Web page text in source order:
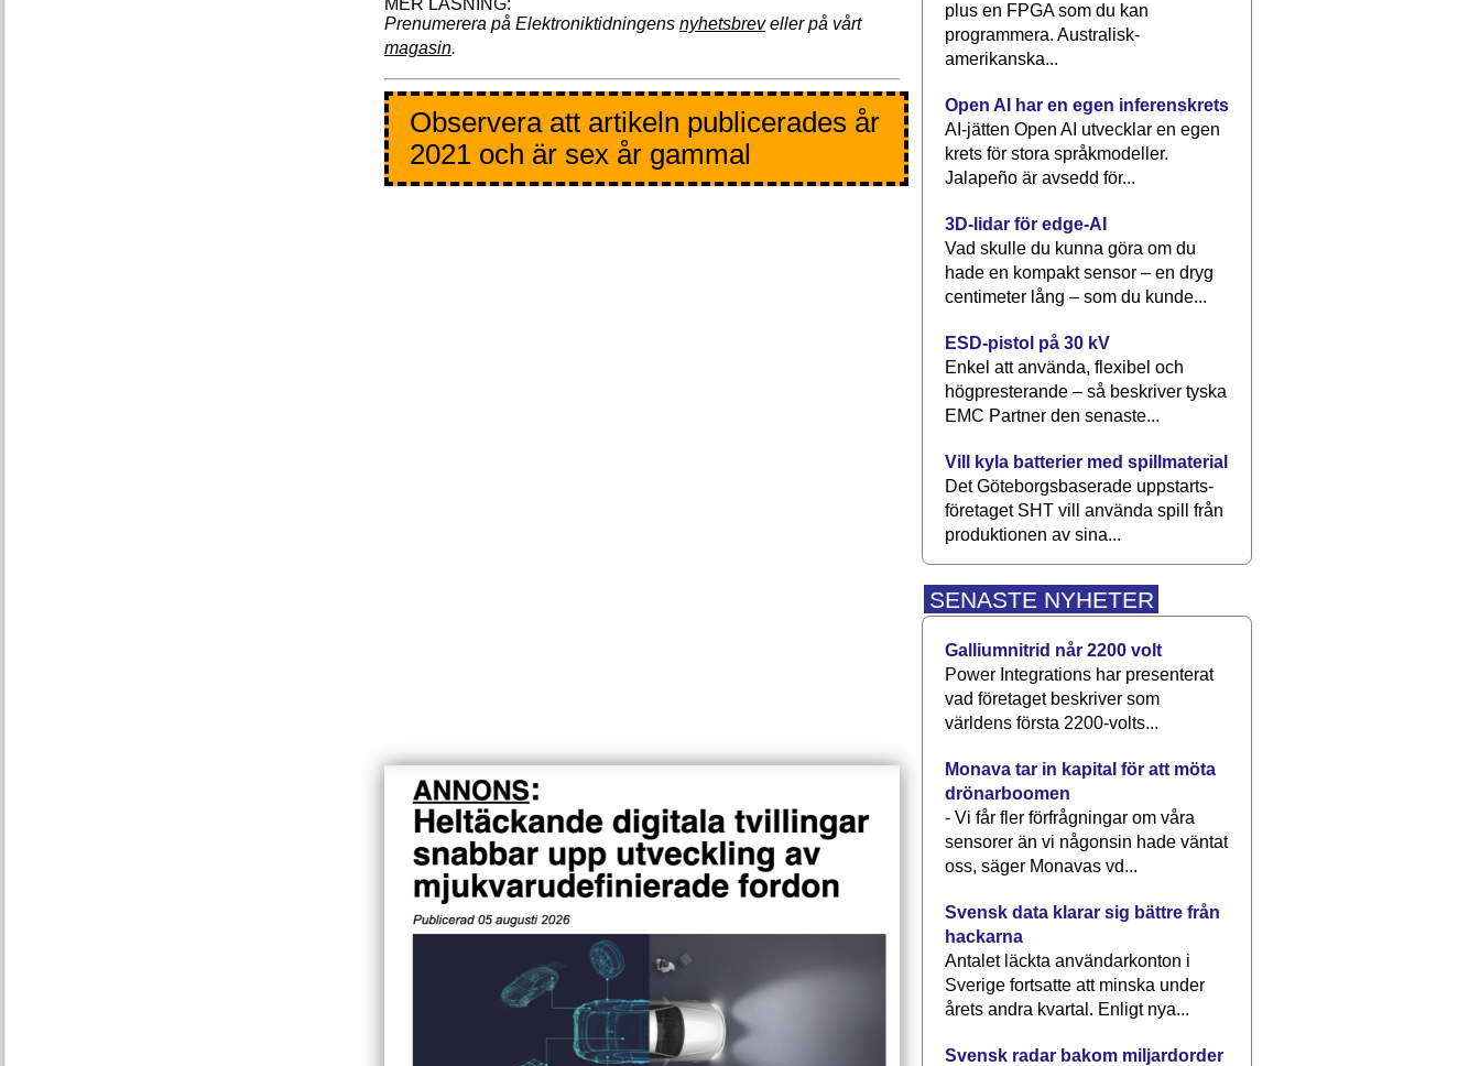
Prenumerera på Elektroniktidningens nyhetsbreveller på vårt
magasin.
Observera att artikeln publicerades år
2021 och är sex år gammal
plus en FPGA som du kan
programmera. Australisk-
amerikanska...
Open AI har en egen inferenskrets
AI-jätten Open AI utvecklar en egen
krets för stora språkmodeller.
Jalapeño är avsedd för...
3D-lidar för edge-AI
Vad skulle du kunna göra om du
hade en kompakt sensor – en dryg
centimeter lång – som du kunde...
ESD-pistol på 30 kV
Enkel att använda, flexibel och
högpresterande – så beskriver tyska
EMC Partner den senaste...
Vill kyla batterier med spillmaterial
Det Göteborgsbaserade upp­starts­
företaget SHT vill använda spill från
produktionen av sina...
SENASTE NYHETER
Galliumnitrid når 2200 volt
Power Integrations har presenterat
vad företaget beskriver som
världens första 2200-volts...
Monava tar in kapital för att möta
drönarboomen
- Vi får fler förfrågningar om våra
sensorer än vi någonsin hade väntat
oss, säger Monavas vd...
Svensk data klarar sig bättre från
hackarna
Antalet läckta användarkonton i
Sverige fortsatte att minska under
årets andra kvartal. Enligt nya...
Svensk radar bakom miljardorder